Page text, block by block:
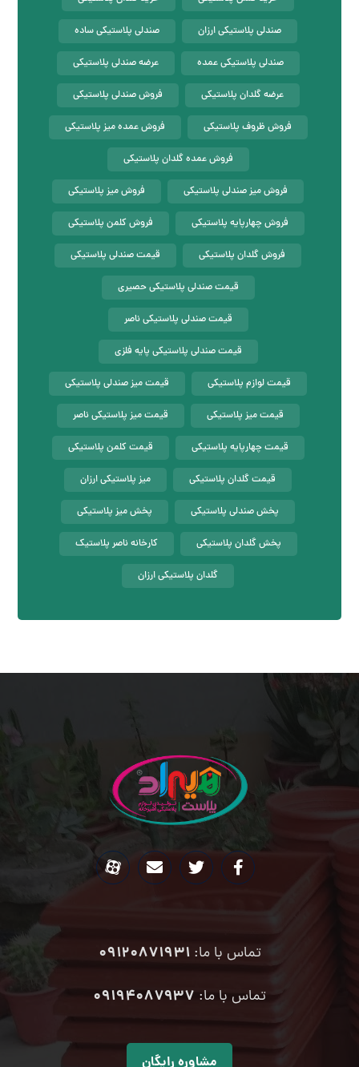
صندلی پلاستیکی ارزان صندلی پلاستیکی ساده
صندلی پلاستیکی عمده عرضه صندلی پلاستیکی
عرضه گلدان پلاستیکی فروش صندلی پلاستیکی
فروش ظروف پلاستیکی فروش عمده میز پلاستیکی
فروش عمده گلدان پلاستیکی
فروش میز صندلی پلاستیکی فروش میز پلاستیکی
فروش چهارپایه پلاستیکی فروش کلمن پلاستیکی
فروش گلدان پلاستیکی قیمت صندلی پلاستیکی
قیمت صندلی پلاستیکی حصیری
قیمت صندلی پلاستیکی ناصر
قیمت صندلی پلاستیکی پایه فلزی
قیمت لوازم پلاستیکی قیمت میز صندلی پلاستیکی
قیمت میز پلاستیکی قیمت میز پلاستیکی ناصر
قیمت چهارپایه پلاستیکی قیمت کلمن پلاستیکی
قیمت گلدان پلاستیکی میز پلاستیکی ارزان
پخش صندلی پلاستیکی پخش میز پلاستیکی
پخش گلدان پلاستیکی کارخانه ناصر پلاستیک
گلدان پلاستیکی ارزان
تماس با ما:09120871931
تماس با ما: ۰۹۱۹۴۰۸۷۹۳۷
مشاوره رایگان